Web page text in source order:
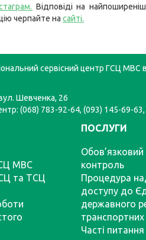
. Відповіді на
черпайте на сайті.
сервісний центр ГСЦ МВС в
Шевченка, 26
(068) 783-92-64, (093) 145-69-
МВС
та ТСЦ
ПОСЛУГИ
Обов’язковий
контроль
Процедура
доступу до
державного
транспортних
Часті питання